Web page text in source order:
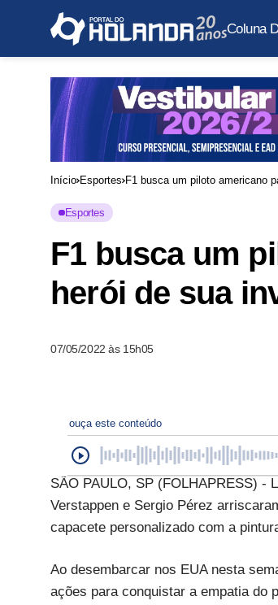
Coluna
Início Esportes F1 busca um piloto americano
Esportes
F1 busca um
herói de sua
07/05/2022 às 15h05
ouça este conteúdo
SÃO PAULO, SP (FOLHAPRESS) -
Verstappen e Sergio Pérez
capacete personalizado com a
Ao desembarcar nos EUA nesta
ações para conquistar a empatia do